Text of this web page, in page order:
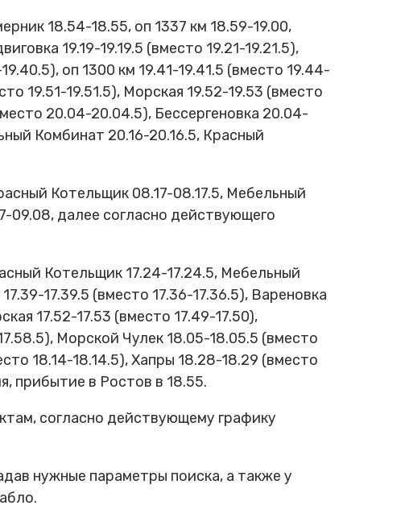
18.54-18.55, оп 1337 км 18.59-19.00,
19.19-19.19.5 (вместо 19.21-19.21.5),
оп 1300 км 19.41-19.41.5 (вместо 19.44-
19.51-19.51.5), Морская 19.52-19.53 (вместо
20.04-20.04.5), Бессергеновка 20.04-
Комбинат 20.16-20.16.5, Красный
Котельщик 08.17-08.17.5, Мебельный
09.08, далее согласно действующего
Котельщик 17.24-17.24.5, Мебельный
17.39.5 (вместо 17.36-17.36.5), Вареновка
17.52-17.53 (вместо 17.49-17.50),
Морской Чулек 18.05-18.05.5 (вместо
18.14-18.14.5), Хапры 18.28-18.29 (вместо
прибытие в Ростов в 18.55.
согласно действующему графику
нужные параметры поиска, а также у